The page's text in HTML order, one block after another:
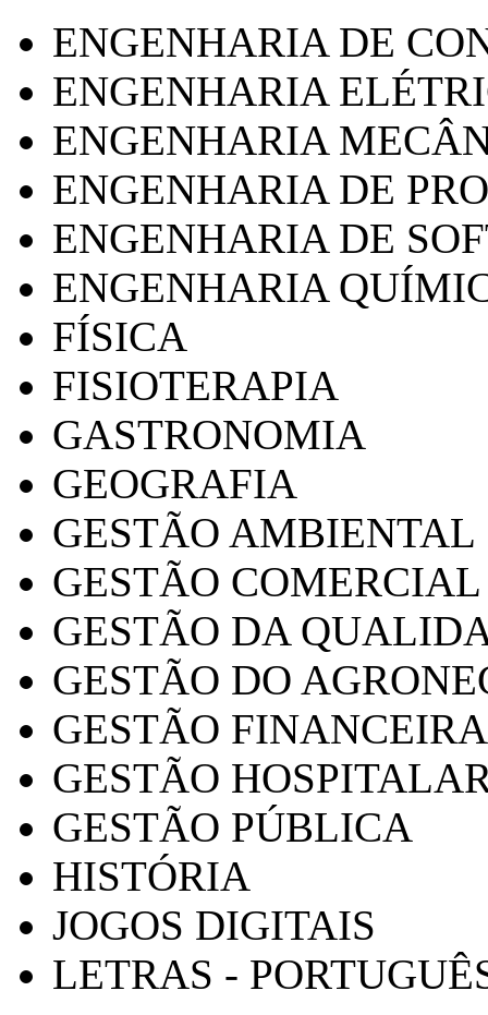
ENGENHARIA DE
ENGENHARIA
ENGENHARIA
ENGENHARIA DE
ENGENHARIA DE
ENGENHARIA
FÍSICA
FISIOTERAPIA
GASTRONOMIA
GEOGRAFIA
GESTÃO AMBIENTAL
GESTÃO COMERCIAL
GESTÃO DA
GESTÃO DO
GESTÃO FINANCEIRA
GESTÃO
GESTÃO PÚBLICA
HISTÓRIA
JOGOS DIGITAIS
LETRAS -